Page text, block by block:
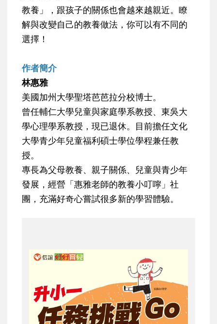
教養」，跟孩子的關係也會越來越親近。瞭
解與改變自己的教養做法，你可以有不同的
選擇！
作者簡介
林惠雅
美國加州大學聖塔芭芭拉分校博士。
曾任輔仁大學兒童與家庭學系教授、東吳大
學心理學系教授，現已退休。目前擔任文化
大學青少年兒童福利碩士學位學程兼任教
授。
專長為父母教養、親子關係、兒童與青少年
發展，經營「惠雅老師的教養小叮嚀」社
團，充滿好奇心嘗試很多新的學習體驗。